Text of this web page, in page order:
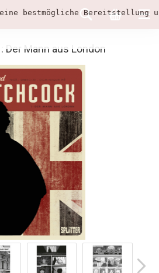
eine bestmögliche
Mann aus London